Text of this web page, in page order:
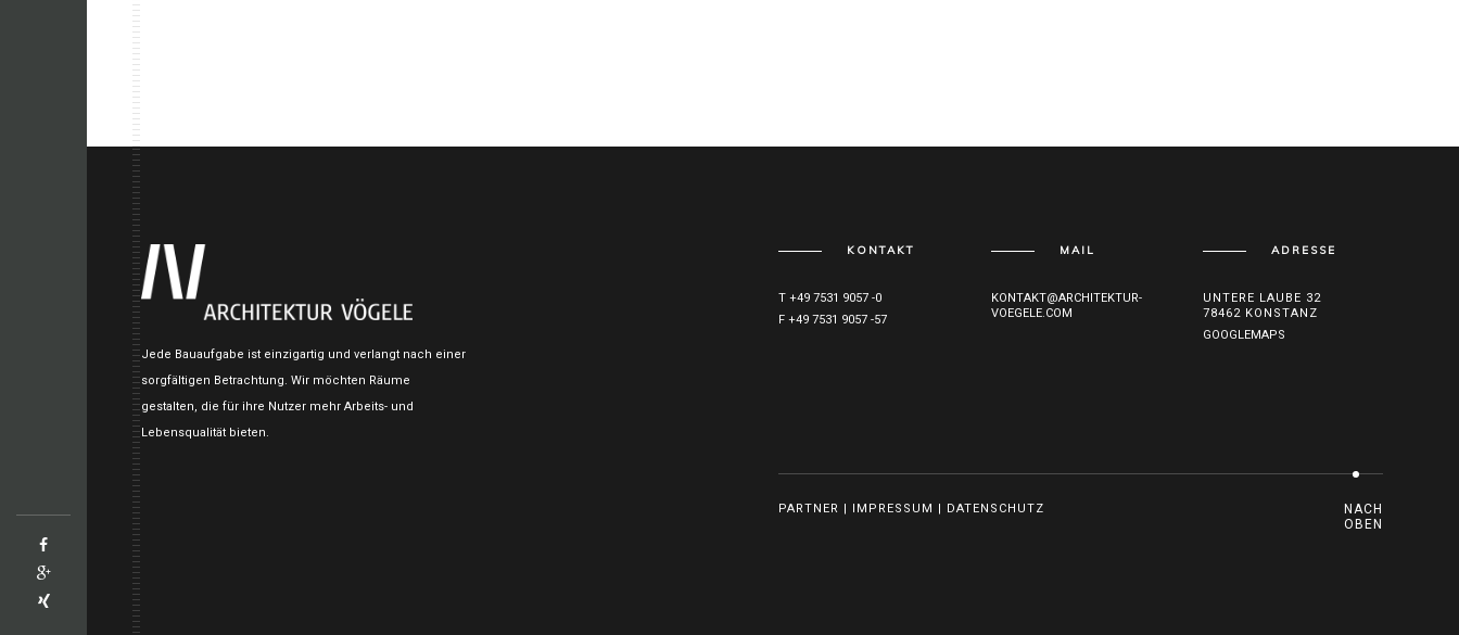
Jede Bauaufgabe ist einzigartig und verlangt nach einer
sorgfältigen Betrachtung. Wir möchten Räume
gestalten, die für ihre Nutzer mehr Arbeits- und
Lebensqualität bieten.
KONTAKT
T +49 7531 9057 -0
F +49 7531 9057 -57
MAIL
KONTAKT@ARCHITEKTUR-
VOEGELE.COM
ADRESSE
UNTERE LAUBE 32
78462 KONSTANZ
GOOGLEMAPS
PARTNER | IMPRESSUM | DATENSCHUTZ
NACH
OBEN